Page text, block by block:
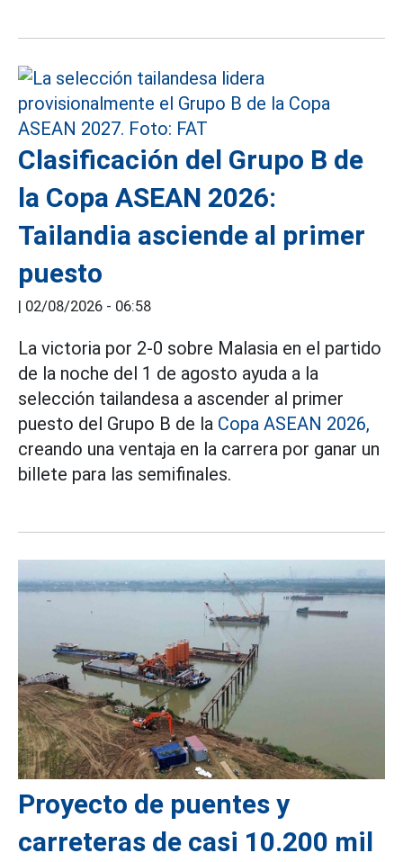
Clasificación del Grupo B de
la Copa ASEAN 2026:
Tailandia asciende al primer
puesto
| 02/08/2026 - 06:58
La victoria por 2-0 sobre Malasia en el partido
de la noche del 1 de agosto ayuda a la
selección tailandesa a ascender al primer
puesto del Grupo B de la Copa ASEAN 2026,
creando una ventaja en la carrera por ganar un
billete para las semifinales.
Proyecto de puentes y
carreteras de casi 10.200 mil